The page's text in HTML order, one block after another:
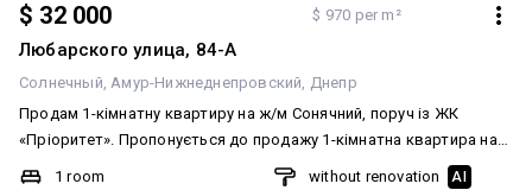
$ 32 000 $ 970 per m²
Любарского улица, 84-А
Солнечный Амур-Нижнеднепровский Днепр
Продам 1-кімнатну квартиру на ж/м Сонячний, поруч із ЖК
«Пріоритет». Пропонується до продажу 1-кімнатна квартира на
комфортному 6 поверсі. Переваги квартири: * велика кухня —
1 room
without renovation AI